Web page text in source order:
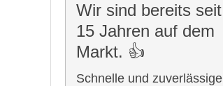
Wir sind bereits seit
15 Jahren auf dem
Markt. 👍
Schnelle und zuverlässige